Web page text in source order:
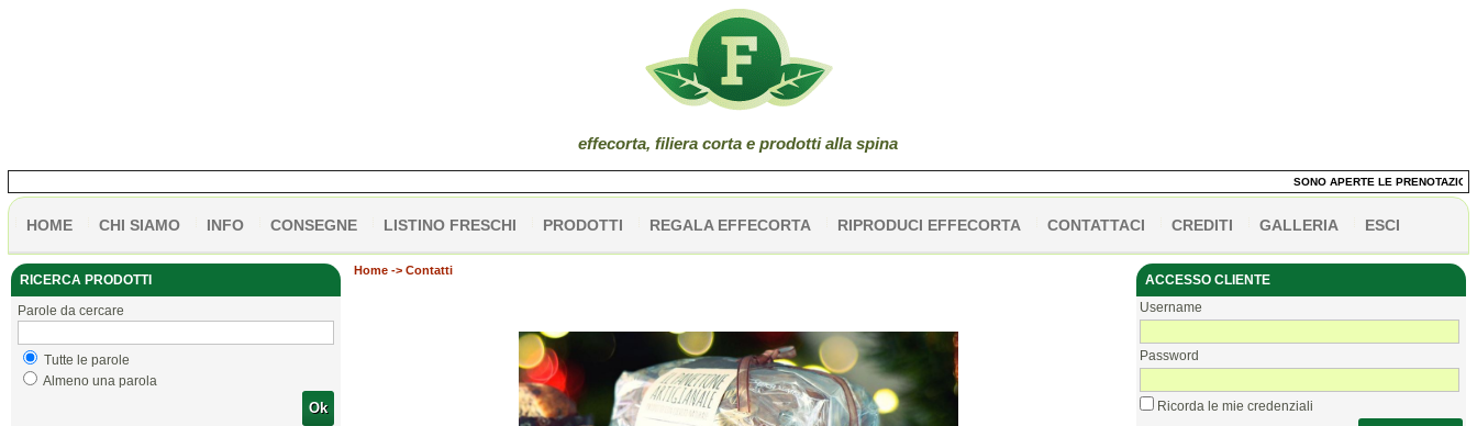
effecorta, filiera corta e prodotti alla spina
SONO APERTE LE PRENOTAZIONI
HOME CHI SIAMO INFO CONSEGNE LISTINO FRESCHI PRODOTTI REGALA EFFECORTA RIPRODUCI EFFECORTA CONTATTACI CREDITI GALLERIA ESCI
RICERCA PRODOTTI
Parole da cercare
Tutte le parole
Almeno una parola
Ok
Home-> Contatti
ACCESSO CLIENTE
Username
Password
Ricorda le mie credenziali